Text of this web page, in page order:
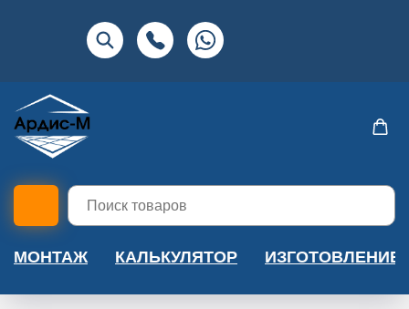
МОНТАЖ КАЛЬКУЛЯТОР ИЗГОТОВЛЕНИЕ